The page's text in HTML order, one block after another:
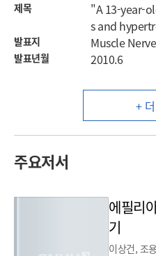
제목
"A 13-year-
s and
발표지 Muscle Nerve
발표년월 2010.6
+
주요저서
에필리
기
이상건, 조